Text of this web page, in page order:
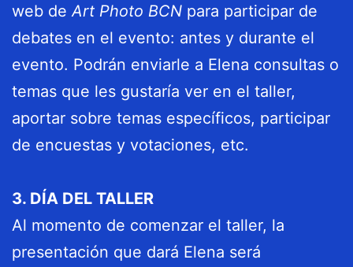
web de Art Photo BCN para participar de
debates en el evento: antes y durante el
evento. Podrán enviarle a Elena consultas o
temas que les gustaría ver en el taller,
aportar sobre temas específicos, participar
de encuestas y votaciones, etc.
3. DÍA DEL TALLER
Al momento de comenzar el taller, la
presentación que dará Elena será